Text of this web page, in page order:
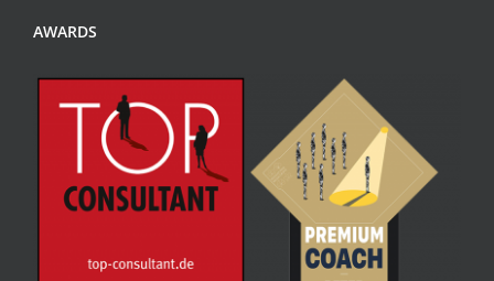
AWARDS